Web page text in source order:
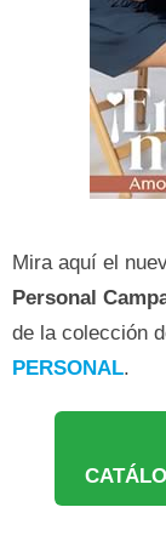
Mira aquí el
Personal
de la colección
PERSONAL.